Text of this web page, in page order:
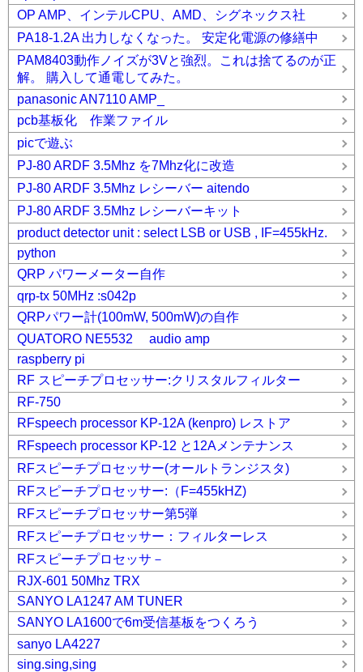
OP AMP、インテルCPU、AMD、シグネックス社
PA18-1.2A 出力しなくなった。 安定化電源の修繕中
PAM8403動作ノイズが3Vと強烈。これは捨てるのが正
解。 購入して通電してみた。
panasonic AN7110 AMP_
pcb基板化 作業ファイル
picで遊ぶ
PJ-80 ARDF 3.5Mhz を7Mhz化に改造
PJ-80 ARDF 3.5Mhz レシーバー aitendo
PJ-80 ARDF 3.5Mhz レシーバーキット
product detector unit : select LSB or USB , IF=455kHz.
python
QRP パワーメーター自作
qrp-tx 50MHz :s042p
QRPパワー計(100mW, 500mW)の自作
QUATORO NE5532 audio amp
raspberry pi
RF スピーチプロセッサー:クリスタルフィルター
RF-750
RFspeech processor KP-12A (kenpro) レストア
RFspeech processor KP-12 と12Aメンテナンス
RFスピーチプロセッサー(オールトランジスタ)
RFスピーチプロセッサー:（F=455kHZ)
RFスピーチプロセッサー第5弾
RFスピーチプロセッサー：フィルターレス
RFスピーチプロセッサ－
RJX-601 50Mhz TRX
SANYO LA1247 AM TUNER
SANYO LA1600で6m受信基板をつくろう
sanyo LA4227
sing.sing,sing